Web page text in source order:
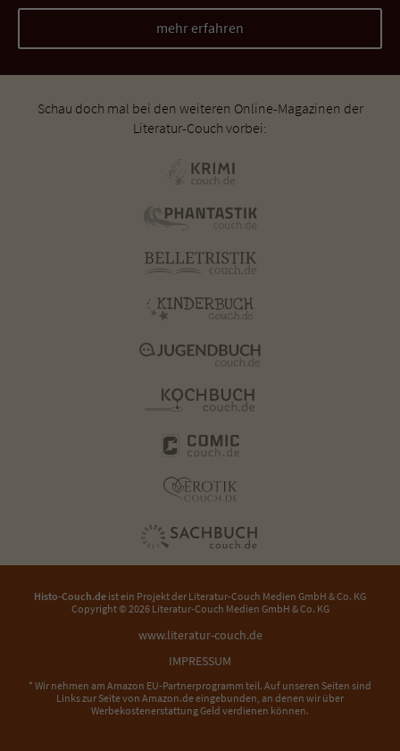
mehr erfahren
Schau doch mal bei den weiteren Online-Magazinen der
Literatur-Couch vorbei:
Histo-Couch.de ist ein Projekt der Literatur-Couch Medien GmbH & Co. KG
Copyright © 2026 Literatur-Couch Medien GmbH & Co. KG
www.literatur-couch.de
IMPRESSUM
* Wir nehmen am Amazon EU-Partnerprogramm teil. Auf unseren Seiten sind
Links zur Seite von Amazon.de eingebunden, an denen wir über
Werbekostenerstattung Geld verdienen können.